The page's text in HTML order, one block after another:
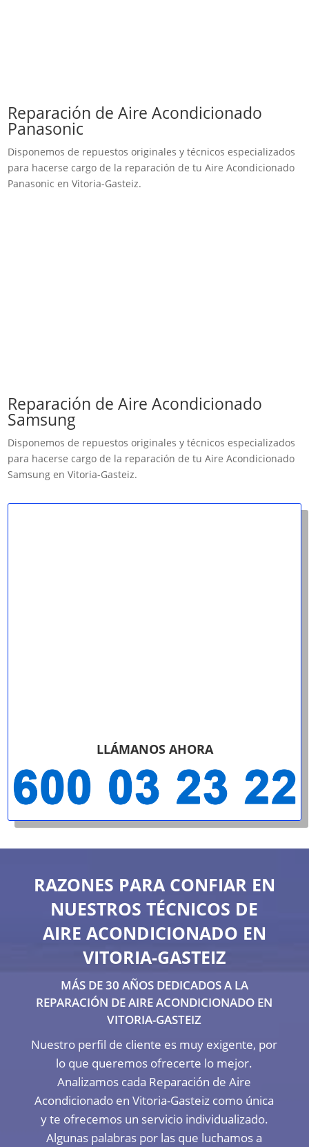
Reparación de Aire Acondicionado
Panasonic
Disponemos de repuestos originales y técnicos especializados
para hacerse cargo de la reparación de tu Aire Acondicionado
Panasonic en Vitoria-Gasteiz.
Reparación de Aire Acondicionado
Samsung
Disponemos de repuestos originales y técnicos especializados
para hacerse cargo de la reparación de tu Aire Acondicionado
Samsung en Vitoria-Gasteiz.
LLÁMANOS AHORA
RAZONES PARA CONFIAR EN
NUESTROS TÉCNICOS DE
AIRE ACONDICIONADO EN
VITORIA-GASTEIZ
MÁS DE 30 AÑOS DEDICADOS A LA
REPARACIÓN DE AIRE ACONDICIONADO EN
VITORIA-GASTEIZ
Nuestro perfil de cliente es muy exigente, por
lo que queremos ofrecerte lo mejor.
Analizamos cada Reparación de Aire
Acondicionado en Vitoria-Gasteiz como única
y te ofrecemos un servicio individualizado.
Algunas palabras por las que luchamos a